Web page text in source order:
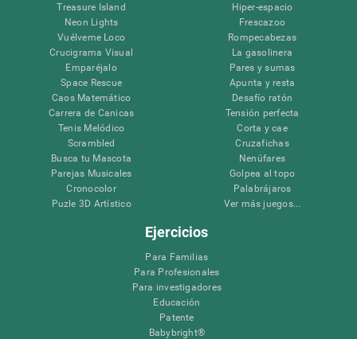
Treasure Island
Neon Lights
Vuélveme Loco
Crucigrama Visual
Emparéjalo
Space Rescue
Caos Matemático
Carrera de Canicas
Tenis Melódico
Scrambled
Busca tu Mascota
Parejas Musicales
Cronocolor
Puzle 3D Artístico
Hiper-espacio
Frescazoo
Rompecabezas
La gasolinera
Pares y sumas
Apunta y resta
Desafío ratón
Tensión perfecta
Corta y cae
Cruzafichas
Nenúfares
Golpea al topo
Palabrájaros
Ver más juegos...
Ejercicios
Para Familias
Para Profesionales
Para investigadores
Educación
Patente
Babybright®